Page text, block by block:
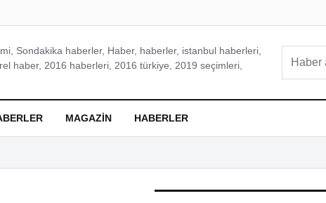
Sondakika haberler, Haber, haberler, istanbul haberleri,
haber, 2016 haberleri, 2016 türkiye, 2019 seçimleri,
MAGAZIN HABERLER